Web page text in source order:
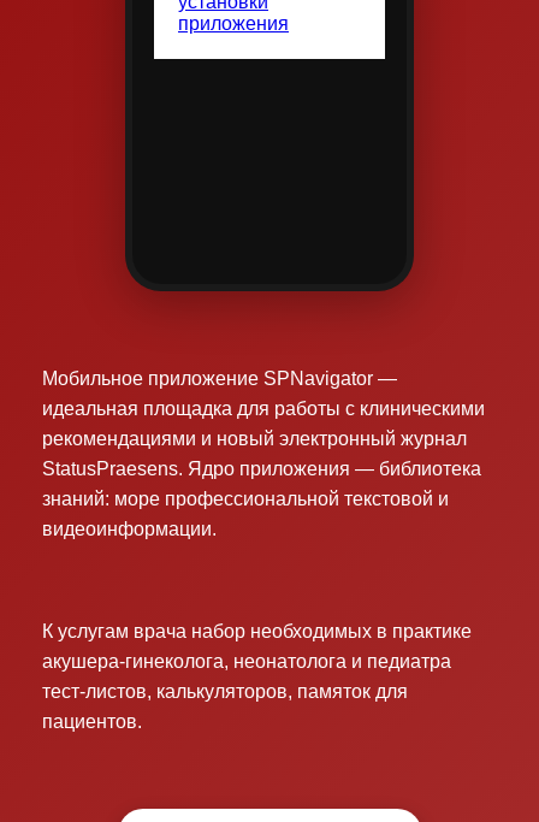
Мобильное приложение SPNavigator —
идеальная площадка для работы с клиническими
рекомендациями и новый электронный журнал
StatusPraesens. Ядро приложения — библиотека
знаний: море профессиональной текстовой и
видеоинформации.
К услугам врача набор необходимых в практике
акушера-гинеколога, неонатолога и педиатра
тест-листов, калькуляторов, памяток для
пациентов.